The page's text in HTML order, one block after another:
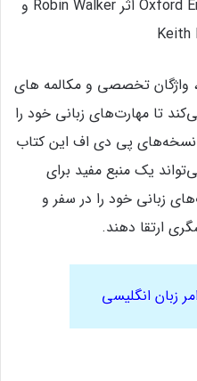
تخصصی و مکالمه‌ های
تا مهارت‌های زبانی خود را
نسخه‌های پی‌ دی‌ اف این کتاب
یک منبع مفید برای
زبانی خود را در سفر و
ارتقا دهند.
زبان انگلیسی